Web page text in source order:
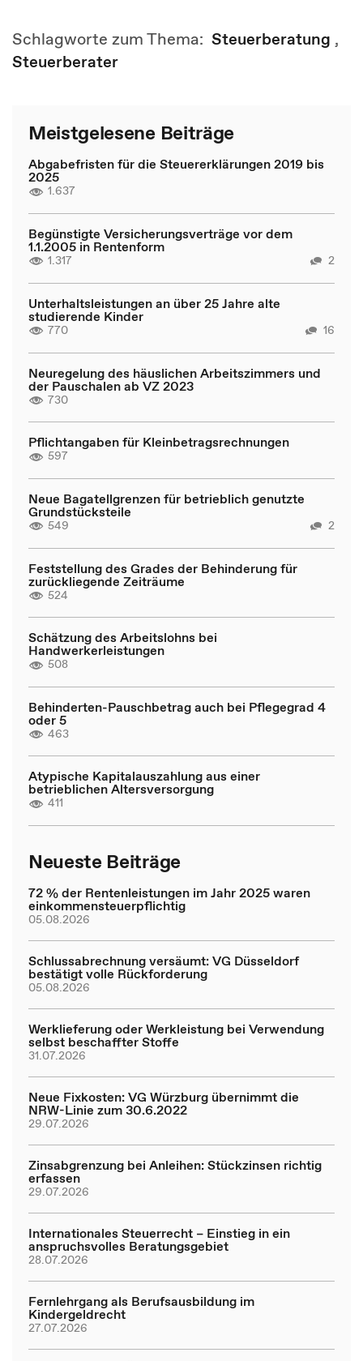
Schlagworte zum Thema: Steuerberatung ,
Steuerberater
Meistgelesene Beiträge
Abgabefristen für die Steuererklärungen 2019 bis
2025
1.637
Begünstigte Versicherungsverträge vor dem
1.1.2005 in Rentenform
1.317 2
Unterhaltsleistungen an über 25 Jahre alte
studierende Kinder
770 16
Neuregelung des häuslichen Arbeitszimmers und
der Pauschalen ab VZ 2023
730
Pflichtangaben für Kleinbetragsrechnungen
597
Neue Bagatellgrenzen für betrieblich genutzte
Grundstücksteile
549 2
Feststellung des Grades der Behinderung für
zurückliegende Zeiträume
524
Schätzung des Arbeitslohns bei
Handwerkerleistungen
508
Behinderten-Pauschbetrag auch bei Pflegegrad 4
oder 5
463
Atypische Kapitalauszahlung aus einer
betrieblichen Altersversorgung
411
Neueste Beiträge
72 % der Rentenleistungen im Jahr 2025 waren
einkommensteuerpflichtig
05.08.2026
Schlussabrechnung versäumt: VG Düsseldorf
bestätigt volle Rückforderung
05.08.2026
Werklieferung oder Werkleistung bei Verwendung
selbst beschaffter Stoffe
31.07.2026
Neue Fixkosten: VG Würzburg übernimmt die
NRW-Linie zum 30.6.2022
29.07.2026
Zinsabgrenzung bei Anleihen: Stückzinsen richtig
erfassen
29.07.2026
Internationales Steuerrecht – Einstieg in ein
anspruchsvolles Beratungsgebiet
28.07.2026
Fernlehrgang als Berufsausbildung im
Kindergeldrecht
27.07.2026